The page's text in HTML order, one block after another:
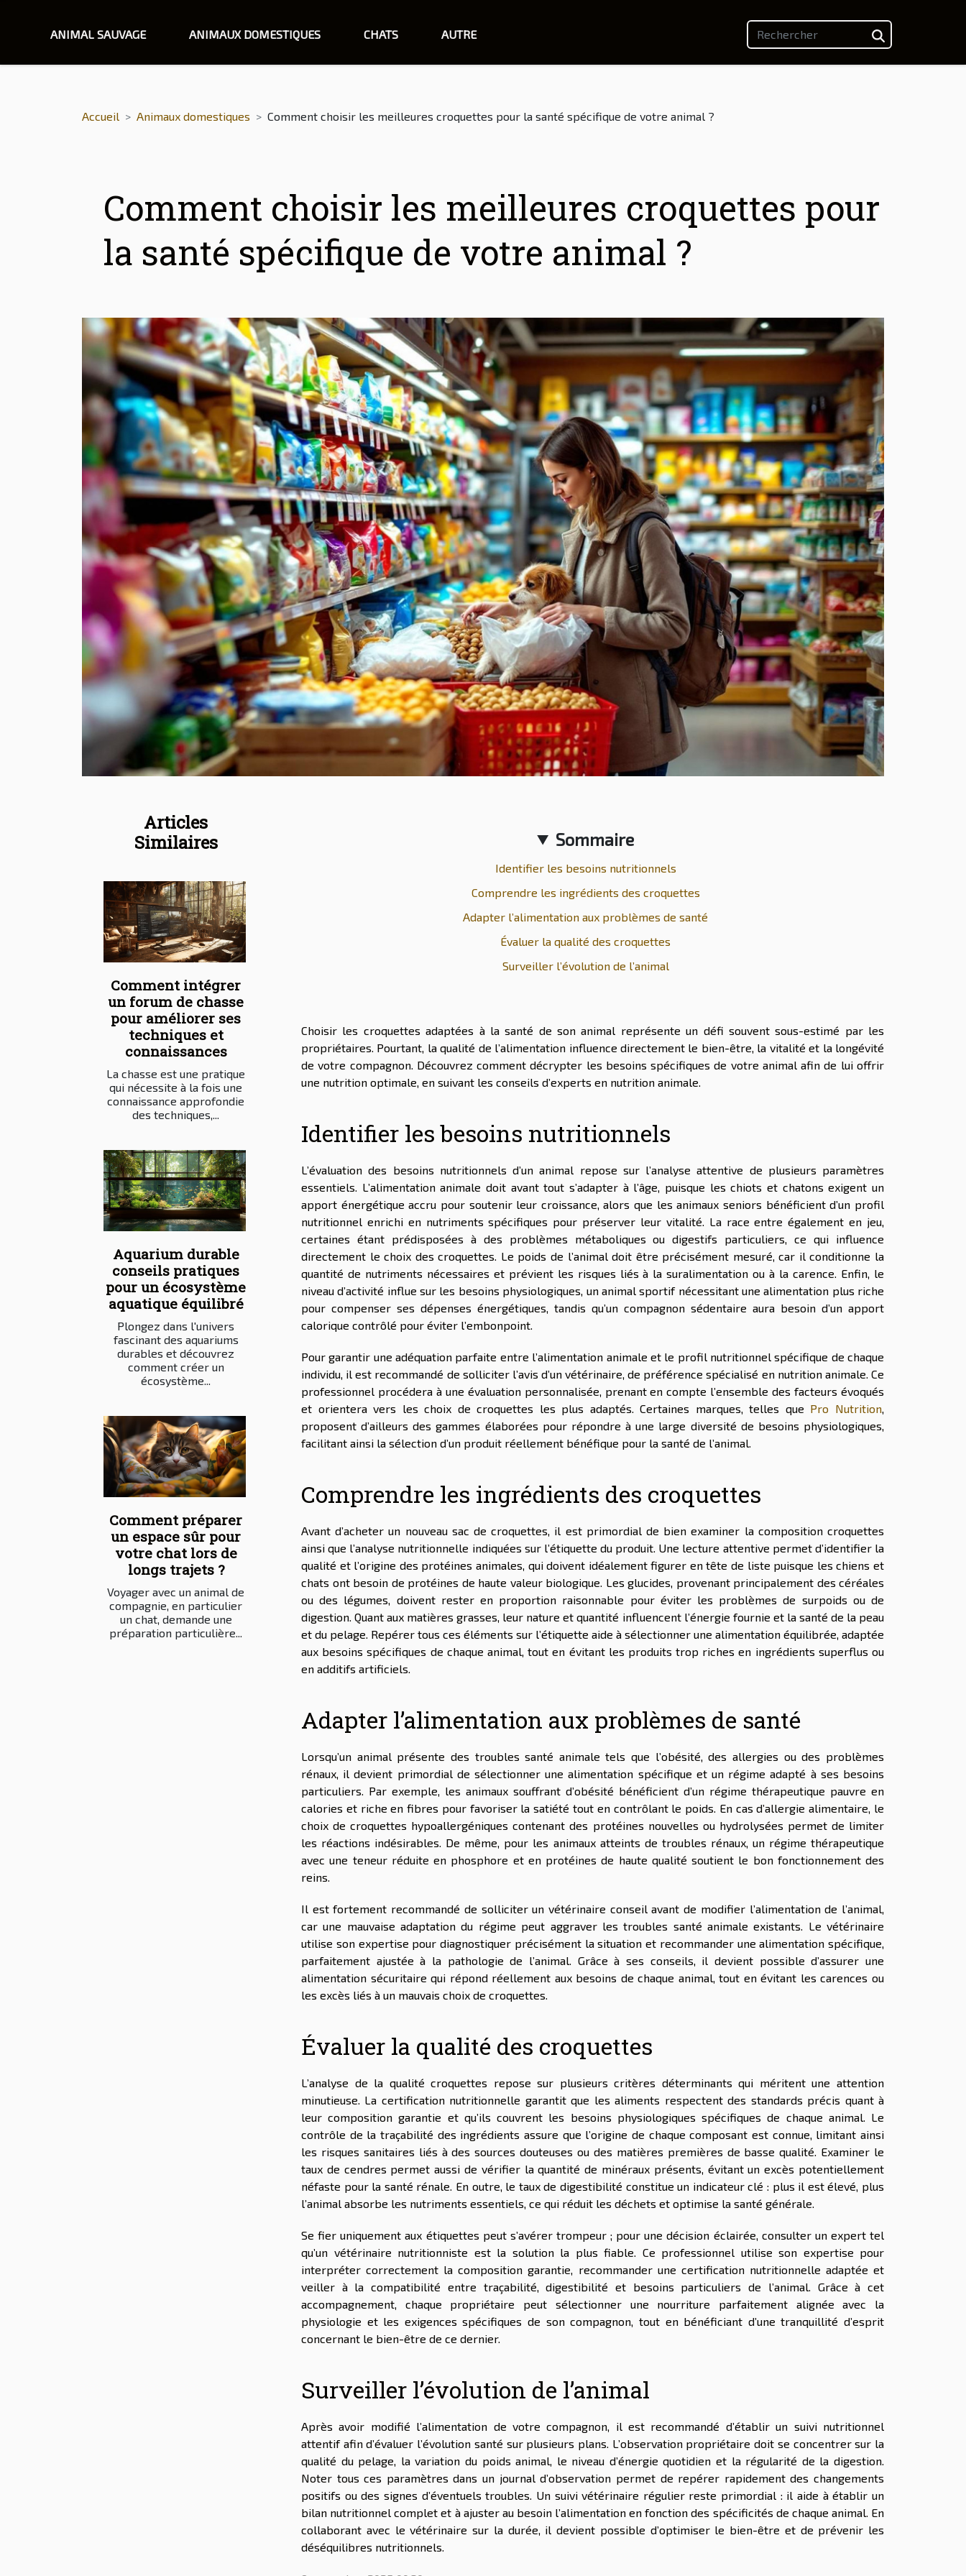
ANIMAL SAUVAGE ANIMAUX DOMESTIQUES CHATS AUTRE
Accueil Animaux domestiques Comment choisir les meilleures croquettes pour la santé spécifique de votre animal ?
Comment choisir les meilleures croquettes pour
la santé spécifique de votre animal ?
Articles
Similaires
Comment intégrer
un forum de chasse
pour améliorer ses
techniques et
connaissances
La chasse est une pratique
qui nécessite à la fois une
connaissance approfondie
des techniques,...
Aquarium durable
conseils pratiques
pour un écosystème
aquatique équilibré
Plongez dans l'univers
fascinant des aquariums
durables et découvrez
comment créer un
écosystème...
Comment préparer
un espace sûr pour
votre chat lors de
longs trajets ?
Voyager avec un animal de
compagnie, en particulier
un chat, demande une
préparation particulière...
Sommaire
Identifier les besoins nutritionnels
Comprendre les ingrédients des croquettes
Adapter l’alimentation aux problèmes de santé
Évaluer la qualité des croquettes
Surveiller l’évolution de l’animal
Choisir les croquettes adaptées à la santé de son animal représente un défi souvent sous-estimé par les
propriétaires. Pourtant, la qualité de l’alimentation influence directement le bien-être, la vitalité et la longévité
de votre compagnon. Découvrez comment décrypter les besoins spécifiques de votre animal afin de lui offrir
une nutrition optimale, en suivant les conseils d’experts en nutrition animale.
Identifier les besoins nutritionnels
L’évaluation des besoins nutritionnels d’un animal repose sur l’analyse attentive de plusieurs paramètres
essentiels. L’alimentation animale doit avant tout s’adapter à l’âge, puisque les chiots et chatons exigent un
apport énergétique accru pour soutenir leur croissance, alors que les animaux seniors bénéficient d’un profil
nutritionnel enrichi en nutriments spécifiques pour préserver leur vitalité. La race entre également en jeu,
certaines étant prédisposées à des problèmes métaboliques ou digestifs particuliers, ce qui influence
directement le choix des croquettes. Le poids de l’animal doit être précisément mesuré, car il conditionne la
quantité de nutriments nécessaires et prévient les risques liés à la suralimentation ou à la carence. Enfin, le
niveau d’activité influe sur les besoins physiologiques, un animal sportif nécessitant une alimentation plus riche
pour compenser ses dépenses énergétiques, tandis qu’un compagnon sédentaire aura besoin d’un apport
calorique contrôlé pour éviter l’embonpoint.
Pour garantir une adéquation parfaite entre l’alimentation animale et le profil nutritionnel spécifique de chaque
individu, il est recommandé de solliciter l’avis d’un vétérinaire, de préférence spécialisé en nutrition animale. Ce
professionnel procédera à une évaluation personnalisée, prenant en compte l’ensemble des facteurs évoqués
et orientera vers les choix de croquettes les plus adaptés. Certaines marques, telles que Pro Nutrition
proposent d’ailleurs des gammes élaborées pour répondre à une large diversité de besoins physiologiques,
facilitant ainsi la sélection d’un produit réellement bénéfique pour la santé de l’animal.
Comprendre les ingrédients des croquettes
Avant d’acheter un nouveau sac de croquettes, il est primordial de bien examiner la composition croquettes
ainsi que l’analyse nutritionnelle indiquées sur l’étiquette du produit. Une lecture attentive permet d’identifier la
qualité et l’origine des protéines animales, qui doivent idéalement figurer en tête de liste puisque les chiens et
chats ont besoin de protéines de haute valeur biologique. Les glucides, provenant principalement des céréales
ou des légumes, doivent rester en proportion raisonnable pour éviter les problèmes de surpoids ou de
digestion. Quant aux matières grasses, leur nature et quantité influencent l’énergie fournie et la santé de la peau
et du pelage. Repérer tous ces éléments sur l’étiquette aide à sélectionner une alimentation équilibrée, adaptée
aux besoins spécifiques de chaque animal, tout en évitant les produits trop riches en ingrédients superflus ou
en additifs artificiels.
Adapter l’alimentation aux problèmes de santé
Lorsqu’un animal présente des troubles santé animale tels que l’obésité, des allergies ou des problèmes
rénaux, il devient primordial de sélectionner une alimentation spécifique et un régime adapté à ses besoins
particuliers. Par exemple, les animaux souffrant d’obésité bénéficient d’un régime thérapeutique pauvre en
calories et riche en fibres pour favoriser la satiété tout en contrôlant le poids. En cas d’allergie alimentaire, le
choix de croquettes hypoallergéniques contenant des protéines nouvelles ou hydrolysées permet de limiter
les réactions indésirables. De même, pour les animaux atteints de troubles rénaux, un régime thérapeutique
avec une teneur réduite en phosphore et en protéines de haute qualité soutient le bon fonctionnement des
reins.
Il est fortement recommandé de solliciter un vétérinaire conseil avant de modifier l’alimentation de l’animal,
car une mauvaise adaptation du régime peut aggraver les troubles santé animale existants. Le vétérinaire
utilise son expertise pour diagnostiquer précisément la situation et recommander une alimentation spécifique,
parfaitement ajustée à la pathologie de l’animal. Grâce à ses conseils, il devient possible d’assurer une
alimentation sécuritaire qui répond réellement aux besoins de chaque animal, tout en évitant les carences ou
les excès liés à un mauvais choix de croquettes.
Évaluer la qualité des croquettes
L’analyse de la qualité croquettes repose sur plusieurs critères déterminants qui méritent une attention
minutieuse. La certification nutritionnelle garantit que les aliments respectent des standards précis quant à
leur composition garantie et qu’ils couvrent les besoins physiologiques spécifiques de chaque animal. Le
contrôle de la traçabilité des ingrédients assure que l’origine de chaque composant est connue, limitant ainsi
les risques sanitaires liés à des sources douteuses ou des matières premières de basse qualité. Examiner le
taux de cendres permet aussi de vérifier la quantité de minéraux présents, évitant un excès potentiellement
néfaste pour la santé rénale. En outre, le taux de digestibilité constitue un indicateur clé : plus il est élevé, plus
l’animal absorbe les nutriments essentiels, ce qui réduit les déchets et optimise la santé générale.
Se fier uniquement aux étiquettes peut s’avérer trompeur ; pour une décision éclairée, consulter un expert tel
qu’un vétérinaire nutritionniste est la solution la plus fiable. Ce professionnel utilise son expertise pour
interpréter correctement la composition garantie, recommander une certification nutritionnelle adaptée et
veiller à la compatibilité entre traçabilité, digestibilité et besoins particuliers de l’animal. Grâce à cet
accompagnement, chaque propriétaire peut sélectionner une nourriture parfaitement alignée avec la
physiologie et les exigences spécifiques de son compagnon, tout en bénéficiant d’une tranquillité d’esprit
concernant le bien-être de ce dernier.
Surveiller l’évolution de l’animal
Après avoir modifié l’alimentation de votre compagnon, il est recommandé d’établir un suivi nutritionnel
attentif afin d’évaluer l’évolution santé sur plusieurs plans. L’observation propriétaire doit se concentrer sur la
qualité du pelage, la variation du poids animal, le niveau d’énergie quotidien et la régularité de la digestion.
Noter tous ces paramètres dans un journal d’observation permet de repérer rapidement des changements
positifs ou des signes d’éventuels troubles. Un suivi vétérinaire régulier reste primordial : il aide à établir un
bilan nutritionnel complet et à ajuster au besoin l’alimentation en fonction des spécificités de chaque animal. En
collaborant avec le vétérinaire sur la durée, il devient possible d’optimiser le bien-être et de prévenir les
déséquilibres nutritionnels.